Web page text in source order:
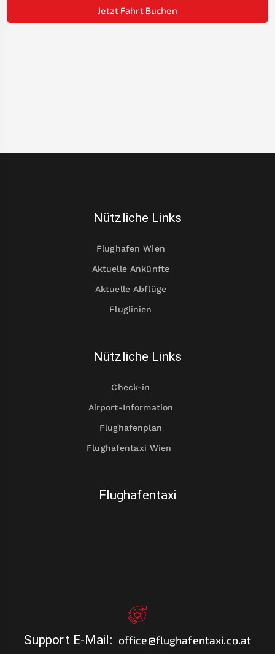
Jetzt Fahrt Buchen
Nützliche Links
Flughafen Wien
Aktuelle Ankünfte
Aktuelle Abflüge
Fluglinien
Nützliche Links
Check-in
Airport-Information
Flughafenplan
Flughafentaxi Wien
Flughafentaxi
Support E-Mail: office@flughafentaxi.co.at